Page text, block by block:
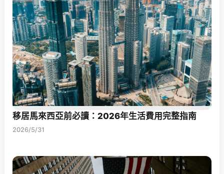
移居馬來西亞前必讀：2026年生活費用完整指南
2026/5/31